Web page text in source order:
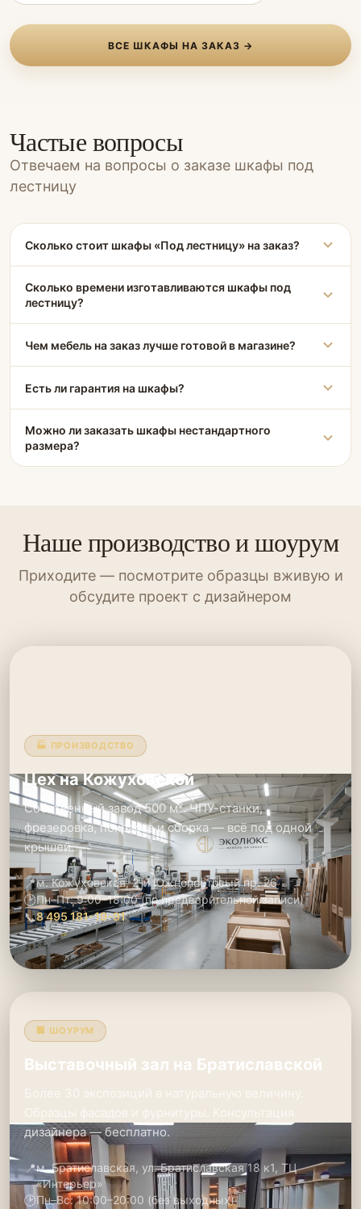
ВСЕ ШКАФЫ НА ЗАКАЗ →
Частые вопросы
Отвечаем на вопросы о заказе шкафы под
лестницу
Сколько стоит шкафы «Под лестницу» на заказ?
Сколько времени изготавливаются шкафы под
лестницу?
Чем мебель на заказ лучше готовой в магазине?
Есть ли гарантия на шкафы?
Можно ли заказать шкафы нестандартного
размера?
Наше производство и шоурум
Приходите — посмотрите образцы вживую и
обсудите проект с дизайнером
🏭 ПРОИЗВОДСТВО
Цех на Кожуховской
Собственный завод 500 м². ЧПУ-станки,
фрезеровка, покраска и сборка — всё под одной
крышей.
📍м. Кожуховская, 2-й Южнопортовый пр. 26
🕑Пн–Пт: 9:00–18:00 (по предварительной записи)
📞8 495 181-19-91
🏢 ШОУРУМ
Выставочный зал на Братиславской
Более 30 экспозиций в натуральную величину.
Образцы фасадов и фурнитуры. Консультация
дизайнера — бесплатно.
📍м. Братиславская, ул. Братиславская 18 к1, ТЦ
«Интерьер»
🕑Пн–Вс: 10:00–20:00 (без выходных)